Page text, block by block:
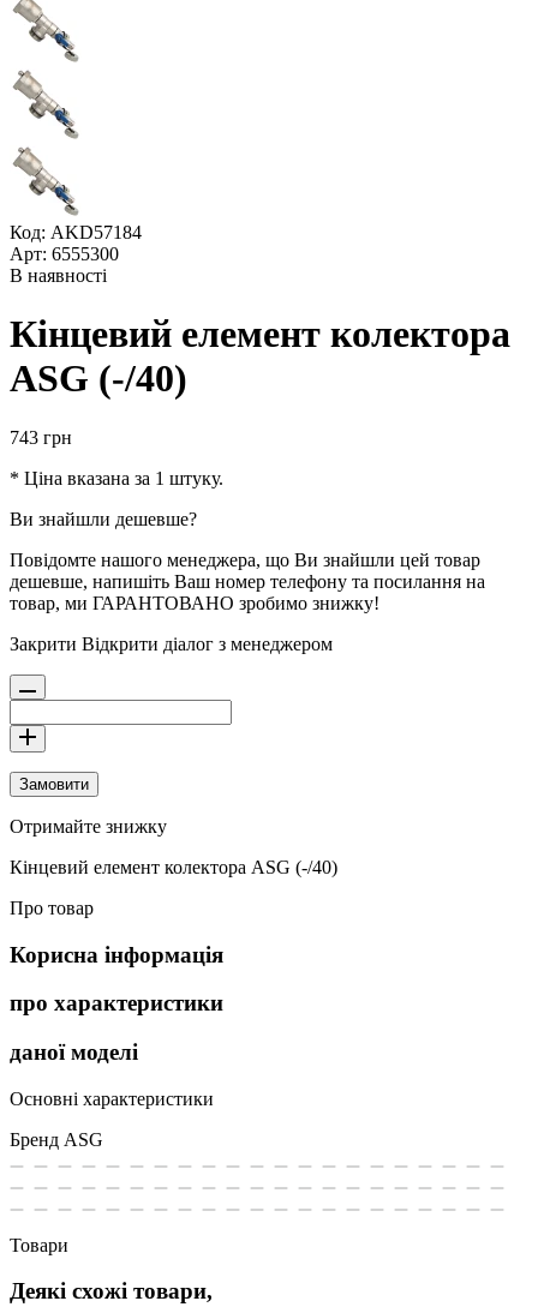
Код: AKD57184
Арт: 6555300
В наявності
Кінцевий елемент колектора
ASG (-/40)
743 грн
* Ціна вказана за 1 штуку.
Ви знайшли дешевше?
Повідомте нашого менеджера, що Ви знайшли цей товар
дешевше, напишіть Ваш номер телефону та посилання на
товар, ми ГАРАНТОВАНО зробимо знижку!
Закрити Відкрити діалог з менеджером
Замовити
Отримайте знижку
Кінцевий елемент колектора ASG (-/40)
Про товар
Корисна інформація
про характеристики
даної моделі
Основні характеристики
Бренд ASG
Товари
Деякі схожі товари,